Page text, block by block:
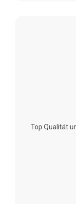
Top Qualität